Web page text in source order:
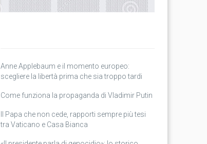
Anne Applebaum e il momento europeo:
scegliere la libertà prima che sia troppo tardi
Come funziona la propaganda di Vladimir Putin
Il Papa che non cede, rapporti sempre più tesi
tra Vaticano e Casa Bianca